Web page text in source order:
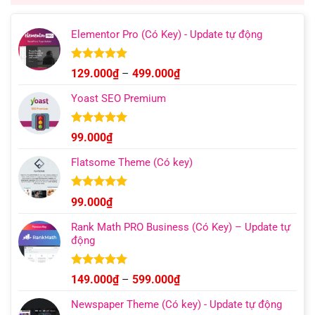
Elementor Pro (Có Key) - Update tự động
Được xếp
hạng 4.93
5 sao
129.000₫ – 499.000₫Khoảng
Yoast SEO Premium
Được xếp
hạng 4.96
5 sao
99.000₫
Flatsome Theme (Có key)
Được xếp
hạng4.95
5 sao
99.000₫
Rank Math PRO Business (Có Key) – Update tự
động
Được xếp
hạng 5.00
5 sao
149.000₫ – 599.000₫Khoảng
từ
Newspaper Theme (Có key) - Update tự động